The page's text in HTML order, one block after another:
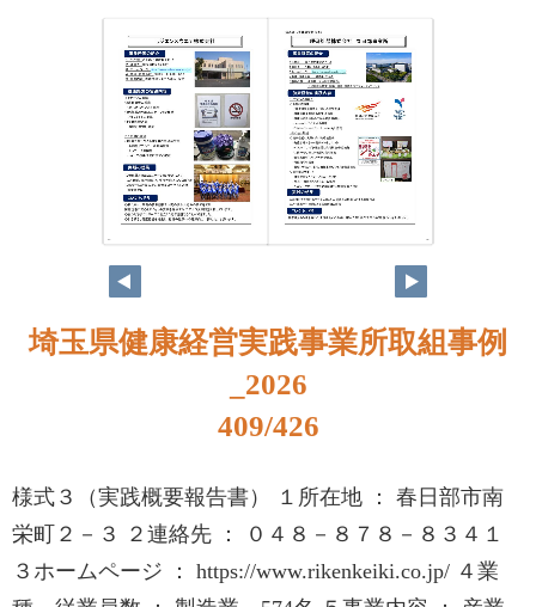
393
392
埼玉県健康経営実践事業所取組事例
_2026
409/426
様式３（実践概要報告書） １所在地 ： 春日部市南
栄町２－３ ２連絡先 ： ０４８－８７８－８３４１
３ホームページ ： https://www.rikenkeiki.co.jp/ ４業